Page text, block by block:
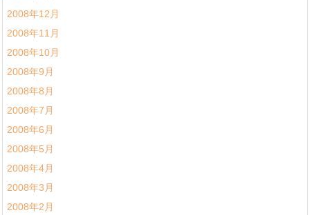
2008年12月
2008年11月
2008年10月
2008年9月
2008年8月
2008年7月
2008年6月
2008年5月
2008年4月
2008年3月
2008年2月